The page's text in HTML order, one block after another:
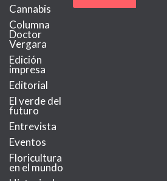
Cannabis
Columna
Doctor
Vergara
Edición
impresa
Editorial
El verde del
futuro
Entrevista
Eventos
Floricultura
en el mundo